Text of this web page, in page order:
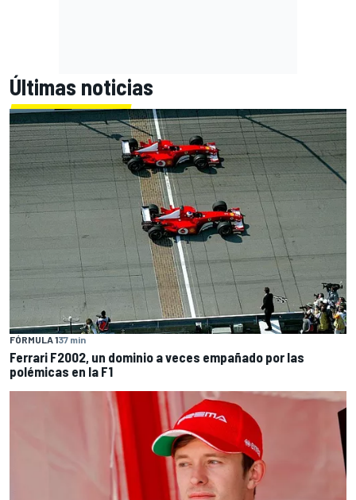
Últimas noticias
FÓRMULA 137 min
Ferrari F2002, un dominio a veces empañado por las
polémicas en la F1